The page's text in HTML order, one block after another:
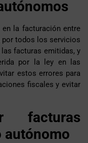
la facturación entre
todos los servicios
facturas emitidas, y
por la ley en las
estos errores para
fiscales y evitar
facturas
autónomo